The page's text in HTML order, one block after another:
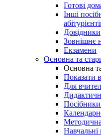
Готові
Інші
Довідники
Зовнішнє
Екзамени
Основна та
Основна
Показати
Для
Посібники
Методична
Навчальні